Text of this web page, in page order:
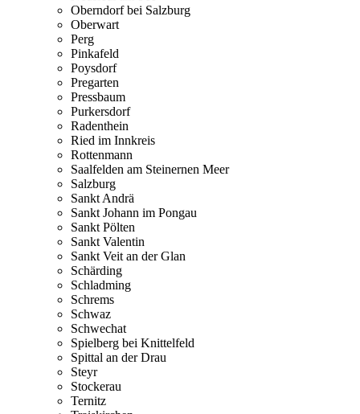
Oberndorf bei Salzburg
Oberwart
Perg
Pinkafeld
Poysdorf
Pregarten
Pressbaum
Purkersdorf
Radenthein
Ried im Innkreis
Rottenmann
Saalfelden am Steinernen Meer
Salzburg
Sankt Andrä
Sankt Johann im Pongau
Sankt Pölten
Sankt Valentin
Sankt Veit an der Glan
Schärding
Schladming
Schrems
Schwaz
Schwechat
Spielberg bei Knittelfeld
Spittal an der Drau
Steyr
Stockerau
Ternitz